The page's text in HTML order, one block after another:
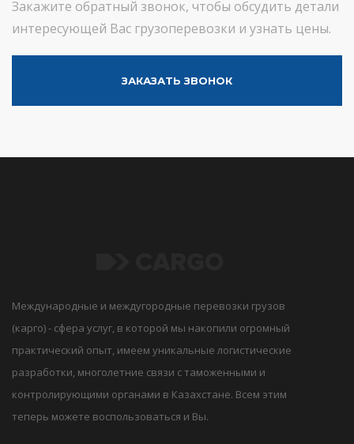
Закажите обратный звонок, чтобы обсудить детали
интересующей Вас грузоперевозки и узнать цены.
ЗАКАЗАТЬ ЗВОНОК
Международные и междугородные перевозки грузов
(карго) - сфера услуг, в которой мы накопили огромный
практический опыт, имеем уникальные логистические
разработки, многолетние связи с таможенными и
контролирующими органами в Казахстане. Всем этим
теперь можете воспользоваться и Вы.